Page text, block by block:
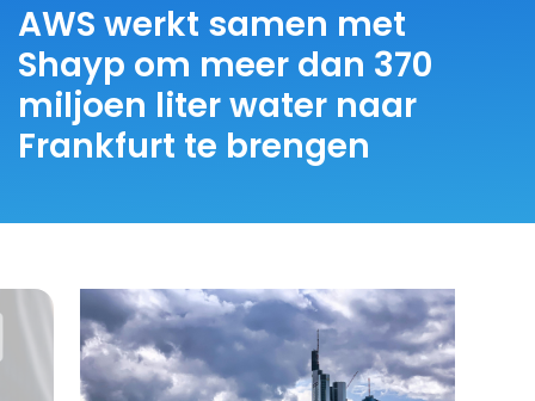
AWS werkt samen met
Shayp om meer dan 370
miljoen liter water naar
Frankfurt te brengen